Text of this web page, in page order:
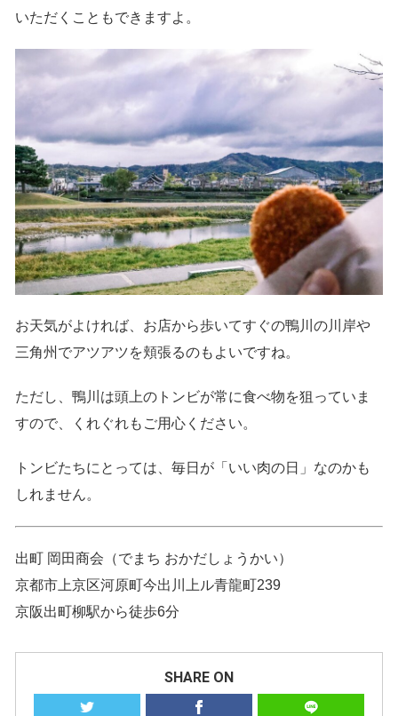
いただくこともできますよ。
お天気がよければ、お店から歩いてすぐの鴨川の川岸や
三角州でアツアツを頬張るのもよいですね。
ただし、鴨川は頭上のトンビが常に食べ物を狙っていま
すので、くれぐれもご用心ください。
トンビたちにとっては、毎日が「いい肉の日」なのかも
しれません。
出町 岡田商会（でまち おかだしょうかい）
京都市上京区河原町今出川上ル青龍町239
京阪出町柳駅から徒歩6分
SHARE ON